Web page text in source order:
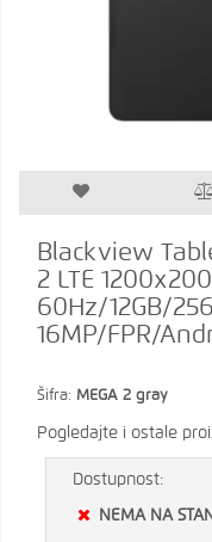
Blackview
2 LTE
60Hz/12GB/
16MP/FPR/
Šifra: MEGA 2 gray
Pogledajte i ostale
Dostupnost:
NEMA NA